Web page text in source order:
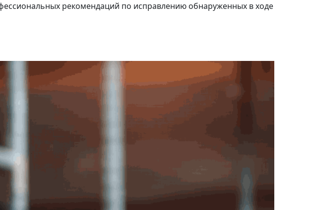
рекомендаций по исправлению обнаруженных в ходе